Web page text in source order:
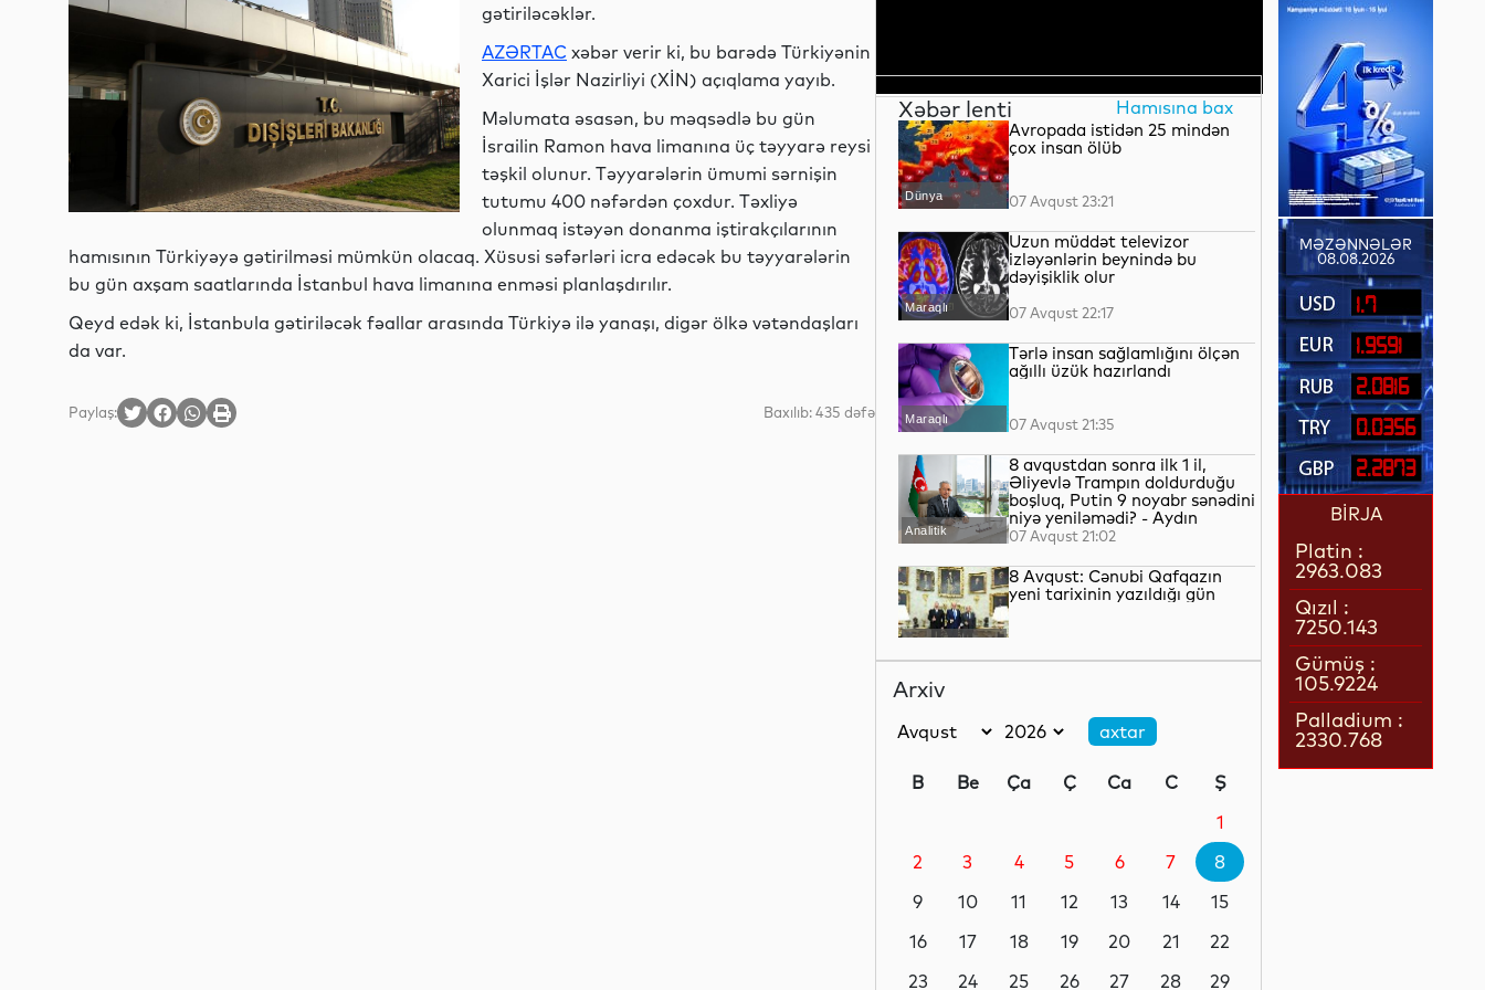
gətiriləcəklər.
AZƏRTAC xəbər verir ki, bu barədə Türkiyənin
Xarici İşlər Nazirliyi (XİN) açıqlama yayıb.
Məlumata əsasən, bu məqsədlə bu gün
İsrailin Ramon hava limanına üç təyyarə reysi
təşkil olunur. Təyyarələrin ümumi sərnişin
tutumu 400 nəfərdən çoxdur. Təxliyə
olunmaq istəyən donanma iştirakçılarının
hamısının Türkiyəyə gətirilməsi mümkün olacaq. Xüsusi səfərləri icra edəcək bu təyyarələrin
bu gün axşam saatlarında İstanbul hava limanına enməsi planlaşdırılır.
Qeyd edək ki, İstanbula gətiriləcək fəallar arasında Türkiyə ilə yanaşı, digər ölkə vətəndaşları
da var.
Paylaş: Baxılıb: 435 dəfə
Xəbər lenti Hamısına bax
Dünya
Avropada istidən 25 mindən
çox insan ölüb
07 Avqust 23:21
Maraqlı
Uzun müddət televizor
izləyənlərin beynində bu
dəyişiklik olur
07 Avqust 22:17
Maraqlı
Tərlə insan sağlamlığını ölçən
ağıllı üzük hazırlandı
07 Avqust 21:35
Analitik
8 avqustdan sonra ilk 1 il,
Əliyevlə Trampın doldurduğu
boşluq, Putin 9 noyabr sənədini
niyə yeniləmədi? - Aydın
QULİYEV yazır...
07 Avqust 21:02
Siyasət
8 Avqust: Cənubi Qafqazın
yeni tarixinin yazıldığı gün
konturları
Siyasət
Paşinyan niyə üzr istəmişdi?
07 Avqust 20:41
Dünya
ÜST legioner xəstəliyinin
07 Avqust 20:17
Arxiv
B Be Ça Ç Ca C
Ş
1
2
3 4 5 6 7
8
9
10 11 12 13 14
15
16
17 18 19 20 21
22
23
24 25 26 27 28
29
MƏZƏNNƏLƏR
08.08.2026
1.7
1.9591
2.0816
0.0356
2.2873
BİRJA
Platin :
2963.083
Qızıl :
7250.143
Gümüş :
105.9224
Palladium :
2330.768